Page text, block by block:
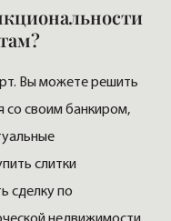
Вы можете решить
со своим банкиром,
слитки
сделку по